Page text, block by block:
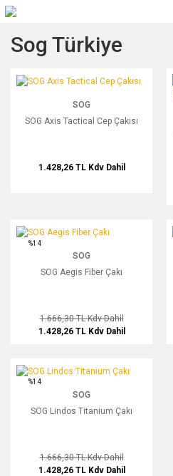
Sog Türkiye
SOG Axis Tactical Cep Çakısı
SOG
SOG Axis Tactical Cep Çakısı
1.428,26 TL Kdv Dahil
SOG Aegis Fiber Çakı
%14
SOG
SOG Aegis Fiber Çakı
1.666,30 TLKdv Dahil
1.428,26 TL Kdv Dahil
SOG Lindos Titanium Çakı
%14
SOG
SOG Lindos Titanium Çakı
1.666,30 TLKdv Dahil
1.428,26 TL Kdv Dahil